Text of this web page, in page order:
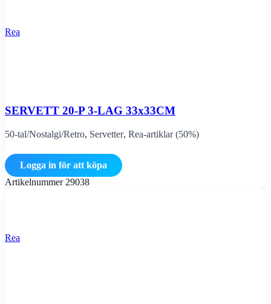
Rea
SERVETT 20-P 3-LAG 33x33CM
50-tal/Nostalgi/Retro, Servetter, Rea-artiklar (50%)
Logga in för att köpa
Artikelnummer 29038
Rea